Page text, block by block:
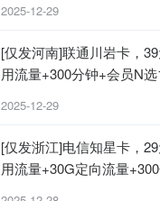
2025-12-29
[仅发河南]联通川岩卡，
用流量+300分钟+会员N选
2025-12-29
[仅发浙江]电信知星卡，
用流量+30G定向流量